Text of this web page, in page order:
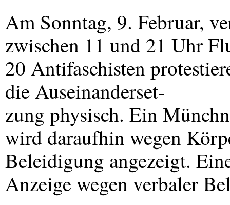
Am Sonntag, 9. Februar,
zwischen 11 und 21 Uhr
20 Antifaschisten
die Auseinanderset-
zung physisch. Ein
wird daraufhin wegen
Beleidigung angezeigt.
Anzeige wegen verbaler